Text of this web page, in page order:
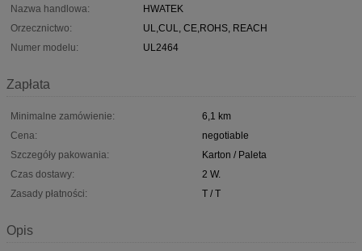
Nazwa handlowa:
HWATEK
Orzecznictwo:
UL,CUL, CE,ROHS, REACH
Numer modelu:
UL2464
Zapłata
Minimalne zamówienie:
6,1 km
Cena:
negotiable
Szczegóły pakowania:
Karton / Paleta
Czas dostawy:
2 W.
Zasady płatności:
T / T
Opis